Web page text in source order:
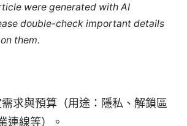
were generated with AI
double-check important details
them.
求與預算（用途：隱私、解鎖區
連線等）。